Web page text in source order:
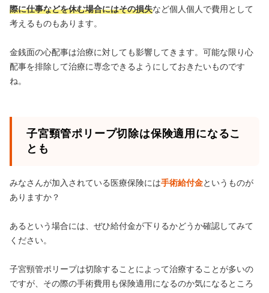
際に仕事などを休む場合にはその損失など個人個人で費用として
考えるものもあります。
金銭面の心配事は治療に対しても影響してきます。可能な限り心
配事を排除して治療に専念できるようにしておきたいものです
ね。
子宮頸管ポリープ切除は保険適用になるこ
とも
みなさんが加入されている医療保険には手術給付金というものが
ありますか？
あるという場合には、ぜひ給付金が下りるかどうか確認してみて
ください。
子宮頸管ポリープは切除することによって治療することが多いの
ですが、その際の手術費用も保険適用になるのか気になるところ